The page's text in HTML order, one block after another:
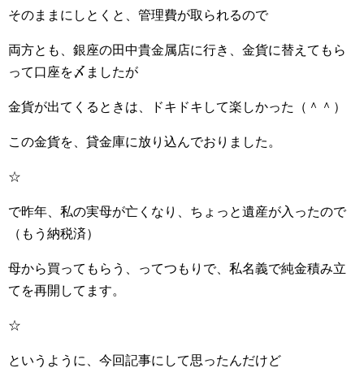
そのままにしとくと、管理費が取られるので
両方とも、銀座の田中貴金属店に行き、金貨に替えてもら
って口座を〆ましたが
金貨が出てくるときは、ドキドキして楽しかった（＾＾）
この金貨を、貸金庫に放り込んでおりました。
☆
で昨年、私の実母が亡くなり、ちょっと遺産が入ったので
（もう納税済）
母から買ってもらう、ってつもりで、私名義で純金積み立
てを再開してます。
☆
というように、今回記事にして思ったんだけど